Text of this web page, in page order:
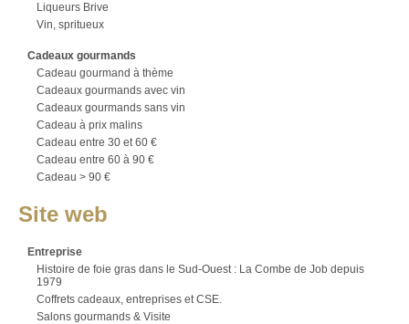
Liqueurs Brive
Vin, spritueux
Cadeaux gourmands
Cadeau gourmand à thème
Cadeaux gourmands avec vin
Cadeaux gourmands sans vin
Cadeau à prix malins
Cadeau entre 30 et 60 €
Cadeau entre 60 à 90 €
Cadeau > 90 €
Site web
Entreprise
Histoire de foie gras dans le Sud-Ouest : La Combe de Job depuis
1979
Coffrets cadeaux, entreprises et CSE.
Salons gourmands & Visite